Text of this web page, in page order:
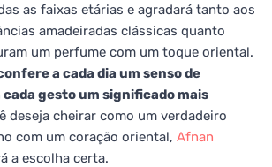
as faixas etárias e agradará tanto aos
amadeiradas clássicas quanto
um perfume com um toque oriental.
a cada dia um senso de
cada gesto um significado mais
deseja cheirar como um verdadeiro
com um coração oriental, Afnan
a escolha certa.